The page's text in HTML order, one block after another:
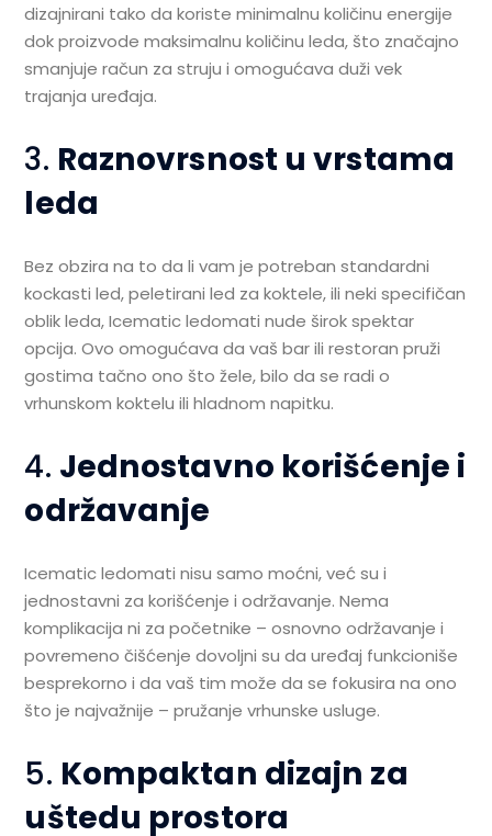
dizajnirani tako da koriste minimalnu količinu energije
dok proizvode maksimalnu količinu leda, što značajno
smanjuje račun za struju i omogućava duži vek
trajanja uređaja.
3. Raznovrsnost u vrstama
leda
Bez obzira na to da li vam je potreban standardni
kockasti led, peletirani led za koktele, ili neki specifičan
oblik leda, Icematic ledomati nude širok spektar
opcija. Ovo omogućava da vaš bar ili restoran pruži
gostima tačno ono što žele, bilo da se radi o
vrhunskom koktelu ili hladnom napitku.
4. Jednostavno korišćenje i
održavanje
Icematic ledomati nisu samo moćni, već su i
jednostavni za korišćenje i održavanje. Nema
komplikacija ni za početnike – osnovno održavanje i
povremeno čišćenje dovoljni su da uređaj funkcioniše
besprekorno i da vaš tim može da se fokusira na ono
što je najvažnije – pružanje vrhunske usluge.
5. Kompaktan dizajn za
uštedu prostora